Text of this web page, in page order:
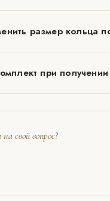
размер кольца
при
свой вопрос?